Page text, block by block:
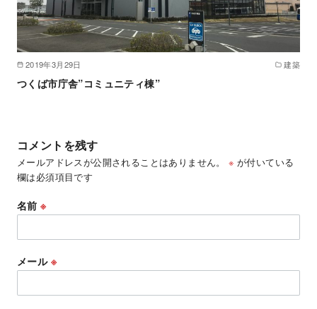
2019年3月29日 建築
つくば市庁舎”コミュニティ棟”
コメントを残す
メールアドレスが公開されることはありません。 ※ が付いている
欄は必須項目です
名前※
メール ※